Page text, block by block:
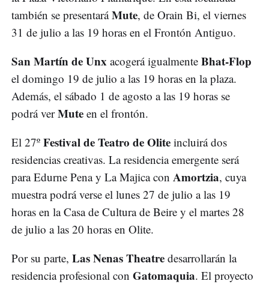
también se presentaráMute, de Orain Bi, el viernes
31 de julio a las 19 horas en el Frontón Antiguo.
San Martín de Unx acogerá igualmente Bhat-Flop
el domingo 19 de julio a las 19 horas en la plaza.
Además, el sábado 1 de agosto a las 19 horas se
podrá verMute en el frontón.
El 27º Festival de Teatro de Olite incluirá dos
residencias creativas. La residencia emergente será
para Edurne Pena y La Majica con Amortzia, cuya
muestra podrá verse el lunes 27 de julio a las 19
horas en la Casa de Cultura de Beire y el martes 28
de julio a las 20 horas en Olite.
Por su parte, Las Nenas Theatre desarrollarán la
residencia profesional con Gatomaquia. El proyecto